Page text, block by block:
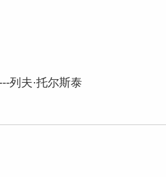
列夫·托尔斯泰